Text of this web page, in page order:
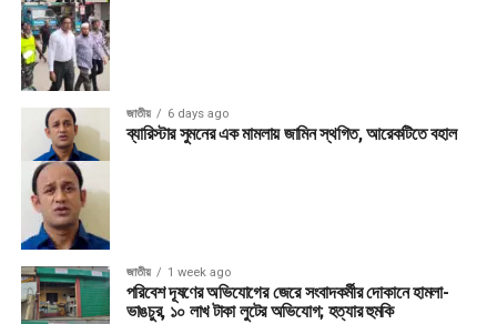
জাতীয় 6 days ago
ব্যারিস্টার সুমনের এক মামলায় জামিন স্থগিত, আরেকটিতে বহাল
জাতীয় 1 week ago
পরিবেশ দূষণের অভিযোগের জেরে সংবাদকর্মীর দোকানে হামলা-
ভাঙচুর, ১০ লাখ টাকা লুটের অভিযোগ; হত্যার হুমকি